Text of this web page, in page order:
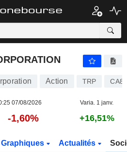
Action TRP
07/08/2026 Varia. 1 janv.
-1,60% +16,51%
Graphiques Actualités